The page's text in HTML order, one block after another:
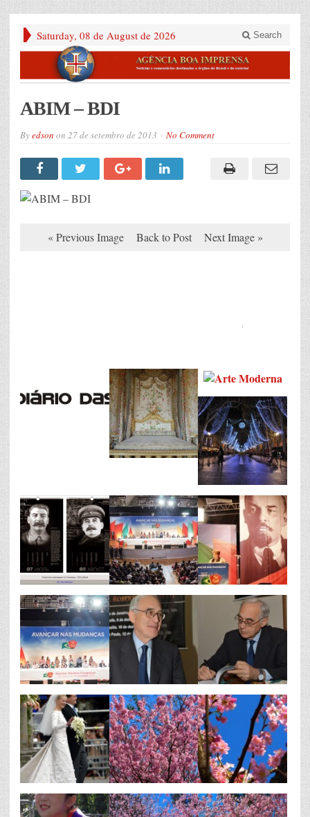
Saturday, 08 de August de 2026 Search
ABIM – BDI
Byedson on 27 de setembro de 2013 No Comment
« Previous Image Back to Post Next Image »